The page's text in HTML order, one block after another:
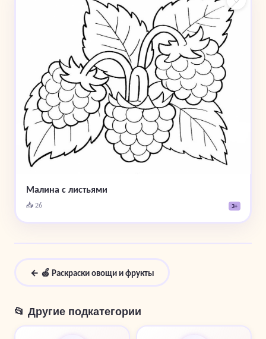
Малина с листьями
📥 26 3+
← 🍏 Раскраски овощи и фрукты
📂 Другие подкатегории